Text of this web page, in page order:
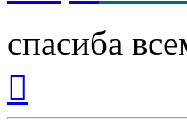
спасиба
началу